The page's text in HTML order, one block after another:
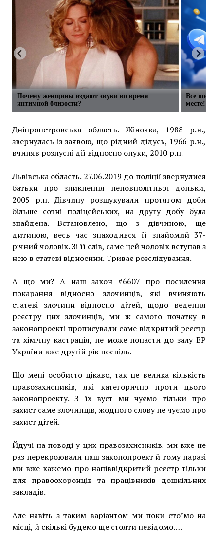
Почему женщины издают звуки во время
интимной близости?
Все
месте!
Дніпропетровська область. Жіночка, 1988 р.н.,
звернулась із заявою, що рідний дідусь, 1966 р.н.,
вчиняв розпусні дії відносно онуки, 2010 р.н.
Львівська область. 27.06.2019 до поліції звернулися
батьки про зникнення неповнолітньої доньки,
2005 р.н. Дівчину розшукували протягом доби
більше сотні поліцейських, на другу добу була
знайдена. Встановлено, що з дівчиною, ще
дитиною, весь час знаходився її знайомий 37-
річний чоловік. Зі її слів, саме цей чоловік вступав з
нею в статеві відносини. Триває розслідування.
А що ми? А наш закон #6607 про посилення
покарання відносно злочинців, які вчиняють
статеві злочини відносно дітей, щодо ведення
реєстру цих злочинців, ми ж самого початку в
законопроекті прописували саме відкритий реєстр
та хімічну кастрація, не може попасти до залу ВР
України вже другій рік поспіль.
Що мені особисто цікаво, так це велика кількість
правозахисників, які категорично проти цього
законопроекту. З їх вуст ми чуємо тільки про
захист саме злочинців, жодного слову не чуємо про
захист дітей.
Йдучі на поводі у цих правозахисників, ми вже не
раз перекроювали наш законопроект й тому наразі
ми вже кажемо про напіввідкритий реєстр тільки
для правоохоронців та працівників дошкільних
закладів.
Але навіть з таким варіантом ми поки стоїмо на
місці, й скількі будемо ще стояти невідомо….